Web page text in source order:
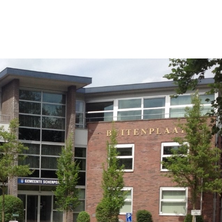
Noord
Zuid
Centrum
Bedrijventerreinen
en mobiliteit